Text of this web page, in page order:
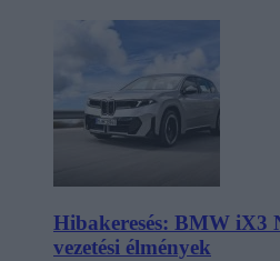
Hibakeresés: BMW iX3
vezetési élmények